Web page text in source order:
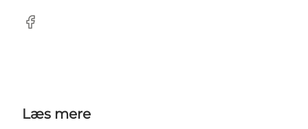
Facebook
Læs mere